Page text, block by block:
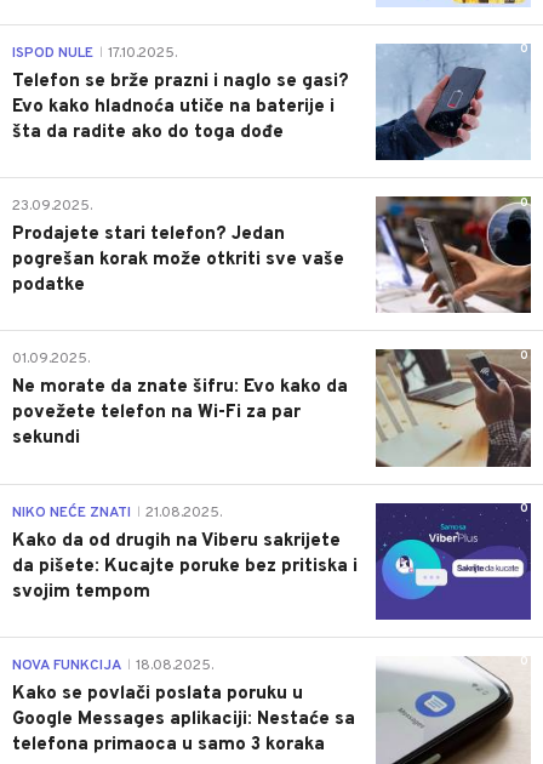
0
ISPOD NULE 17.10.2025.
Telefon se brže prazni i naglo se gasi?
Evo kako hladnoća utiče na baterije i
šta da radite ako do toga dođe
0
23.09.2025.
Prodajete stari telefon? Jedan
pogrešan korak može otkriti sve vaše
podatke
0
01.09.2025.
Ne morate da znate šifru: Evo kako da
povežete telefon na Wi-Fi za par
sekundi
0
NIKO NEĆE ZNATI 21.08.2025.
Kako da od drugih na Viberu sakrijete
da pišete: Kucajte poruke bez pritiska i
svojim tempom
0
NOVA FUNKCIJA 18.08.2025.
Kako se povlači poslata poruku u
Google Messages aplikaciji: Nestaće sa
telefona primaoca u samo 3 koraka